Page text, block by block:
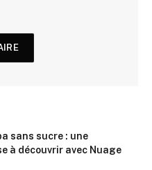
sans sucre : une
à découvrir avec Nuage